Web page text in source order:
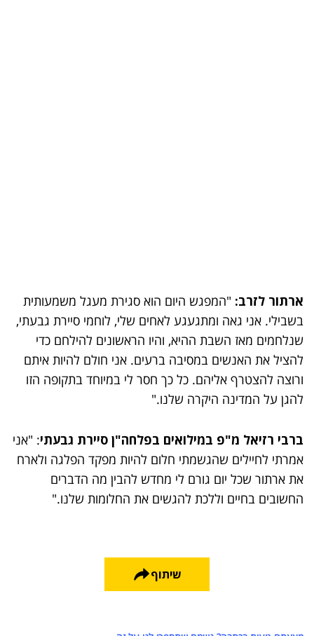
ארתור לזרב: "המפגש היום הוא סגירת מעגל משמעותית
בשבילי. אני גאה ומתגעגע לאחים שלי, לוחמי סיירת גבעתי,
שנלחמים מאז השבת ההיא, והיו הראשונים להילחם כדי
להציל את האנשים במסיבה ברעים. אני חולם להיות איתם
ורוצה להצטרף אליהם. כל כך חסר לי במיוחד בתקופה הזו
להגן על המדינה היקרה שלנו."
ברבי רזיאל מ"פ במילואים בפלחה"ן סיירת גבעתי: "אני
אמרתי לחיילים שהגשמתי חלום להיות מפקד הפלגה ולארח
את ארתור שכל יום גורם לי מחדש להבין מה הדברים
החשובים בחיים וללכת להגשים את החלומות שלנו."
שיתוף